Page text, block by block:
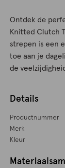
Ontdek de
Knitted Clutch
strepen is een
toe aan je
de
Details
Productnummer
Merk
Kleur